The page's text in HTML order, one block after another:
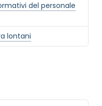
del personale
lontani